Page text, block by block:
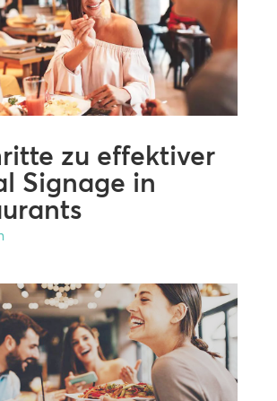
zu effektiver
Signage in